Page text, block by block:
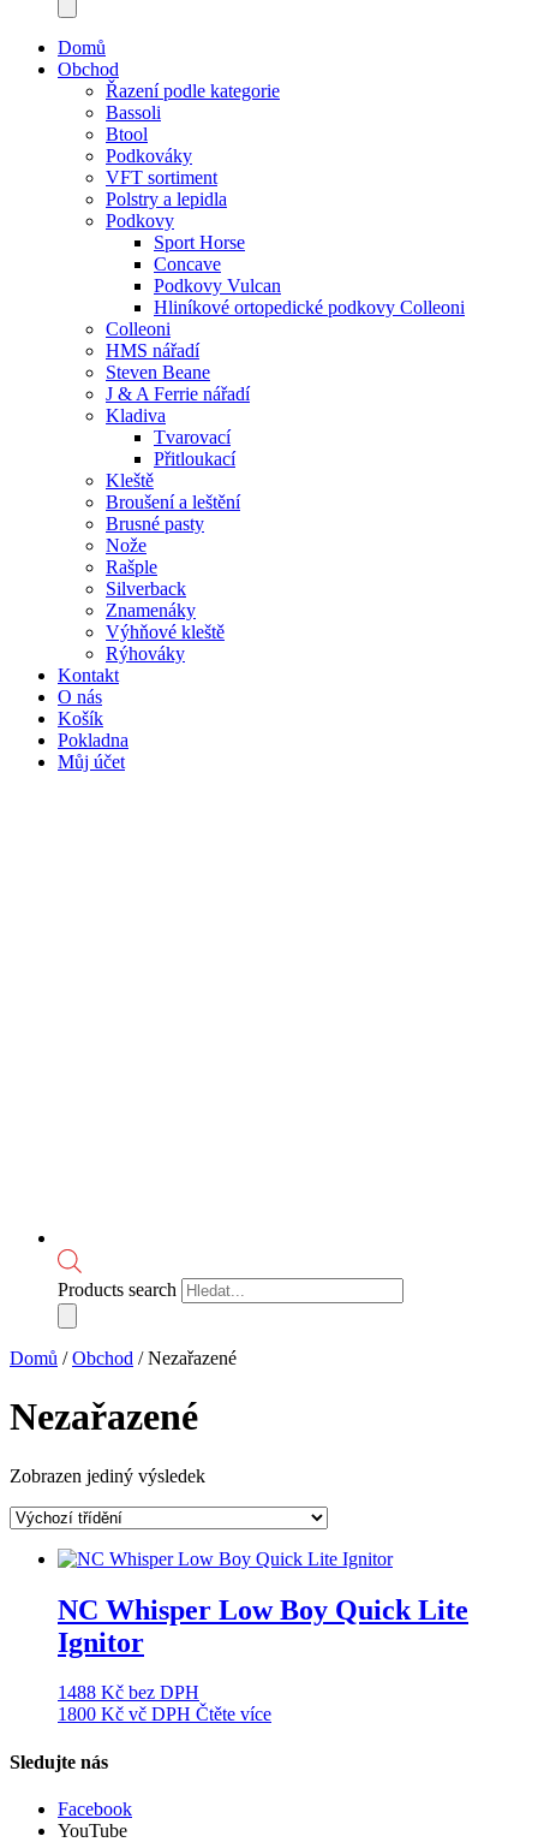
Domů
Obchod
Řazení podle kategorie
Bassoli
Btool
Podkováky
VFT sortiment
Polstry a lepidla
Podkovy
Sport Horse
Concave
Podkovy Vulcan
Hliníkové ortopedické podkovy Colleoni
Colleoni
HMS nářadí
Steven Beane
J & A Ferrie nářadí
Kladiva
Tvarovací
Přitloukací
Kleště
Broušení a leštění
Brusné pasty
Nože
Rašple
Silverback
Znamenáky
Výhňové kleště
Rýhováky
Kontakt
O nás
Košík
Pokladna
Můj účet
Products search
Domů /Obchod / Nezařazené
Nezařazené
Zobrazen jediný výsledek
NC Whisper Low Boy Quick Lite
Ignitor
1488 Kč bez DPH
1800 Kč vč DPH Čtěte více
Sledujte nás
Facebook
YouTube